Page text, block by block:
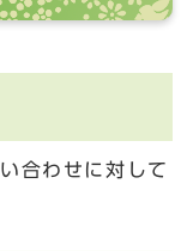
合わせに対して